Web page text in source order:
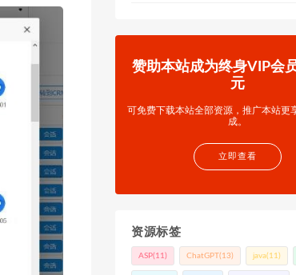
赞助本站成为终身VIP会
元
可免费下载本站全部资源，推广本站更
成。
立即查看
资源标签
ASP(11) ChatGPT(13) java(11)